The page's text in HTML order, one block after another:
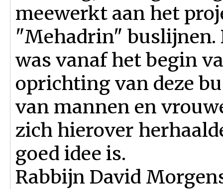
meewerkt aan het
"Mehadrin" buslijnen.
was vanaf het begin
oprichting van deze
van mannen en
zich hierover
goed idee is.
Rabbijn David